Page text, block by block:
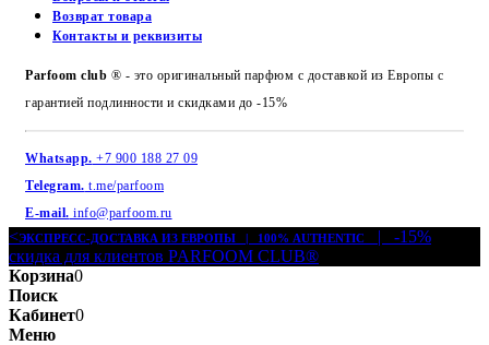
Возврат товара
Контакты и реквизиты
Parfoom club ® - это оригинальный парфюм с доставкой из Европы с
гарантией подлинности и скидками до -15%
Whatsapp. +7 900 188 27 09
Telegram. t.me/parfoom
E-mail. info@parfoom.ru
<ЭКСПРЕСС-ДОСТАВКА ИЗ ЕВРОПЫ | 100% AUTHENTIC
| -15%
скидка для клиентов PARFOOM CLUB®
Корзина0
Поиск
Кабинет0
Меню